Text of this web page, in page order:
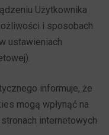
Użytkownika
i sposobach
ustawieniach
informuje, że
mogą wpłynąć na
internetowych